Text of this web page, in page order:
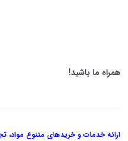
همراه ما باشید!
ارائه خدمات و خریدهای متنوع مواد،